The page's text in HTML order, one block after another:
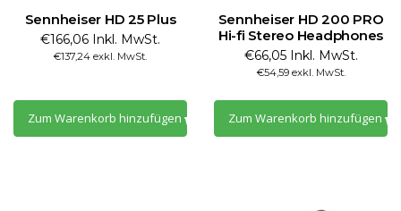
Sennheiser HD 25 Plus
€166,06 Inkl. MwSt.
€137,24 exkl. MwSt.
Zum Warenkorb hinzufügen
Sennheiser HD 200 PRO
Hi-fi Stereo Headphones
€66,05 Inkl. MwSt.
€54,59 exkl. MwSt.
Zum Warenkorb hinzufügen